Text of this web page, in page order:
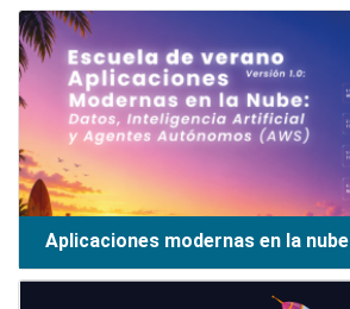
Aplicaciones modernas en la nube